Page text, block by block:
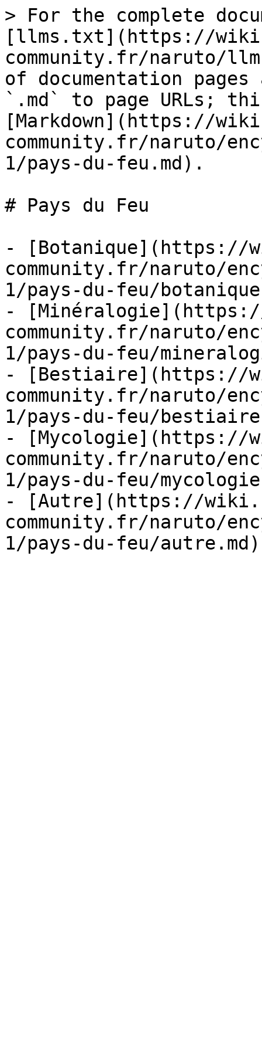
> For the complete
[llms.txt](https://
community.fr/naruto/
of documentation
`.md` to page URLs;
[Markdown](https://
community.fr/naruto/
1/pays-du-feu.md).
# Pays du Feu
- [Botanique](https://
community.fr/naruto/
1/pays-du-feu/
-
community.fr/naruto/
1/pays-du-feu/
- [Bestiaire](https://
community.fr/naruto/
1/pays-du-feu/
- [Mycologie](https://
community.fr/naruto/
1/pays-du-feu/
- [Autre](https://
community.fr/naruto/